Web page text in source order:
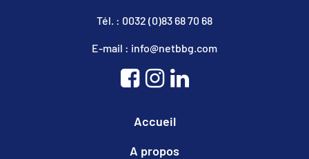
Tél. : 0032 (0)83 68 70 68
E-mail : info@netbbg.com
Accueil
A propos